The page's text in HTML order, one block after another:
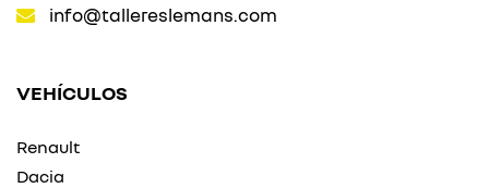
info@tallereslemans.com
VEHÍCULOS
Renault
Dacia